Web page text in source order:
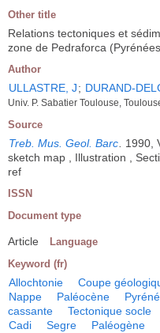
Other title
Relations tectoniques et
zone de Pedraforca
Author
ULLASTRE, J; DURAND-
Univ. P. Sabatier Toulouse,
Source
Treb. Mus. Geol. Barc
1990,
sketch map , Illustration ,
ref
ISSN
Document type
Article Language
Keyword (fr)
Allochtonie Coupe
Nappe
Paléocène
cassante
Tectonique socle
Cadi
Segre Paléogène